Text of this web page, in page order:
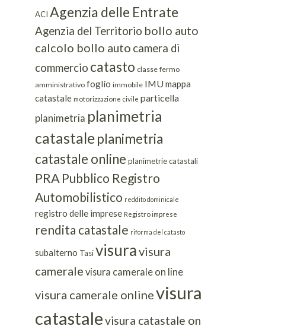
ACI Agenzia delle Entrate
Agenzia del Territorio bollo auto
calcolo bollo auto camera di
commercio catasto classe fermo
amministrativo foglio immobile IMUmappa
catastale motorizzazione civile particella
planimetria planimetria
catastaleplanimetria
catastale online planimetrie catastali
PRA Pubblico Registro
Automobilistico reddito dominicale
registro delle imprese Registro imprese
rendita catastale riforma del catasto
subalterno Tasivisuravisura
camerale visura camerale on line
visura camerale onlinevisura
catastalevisura catastale on